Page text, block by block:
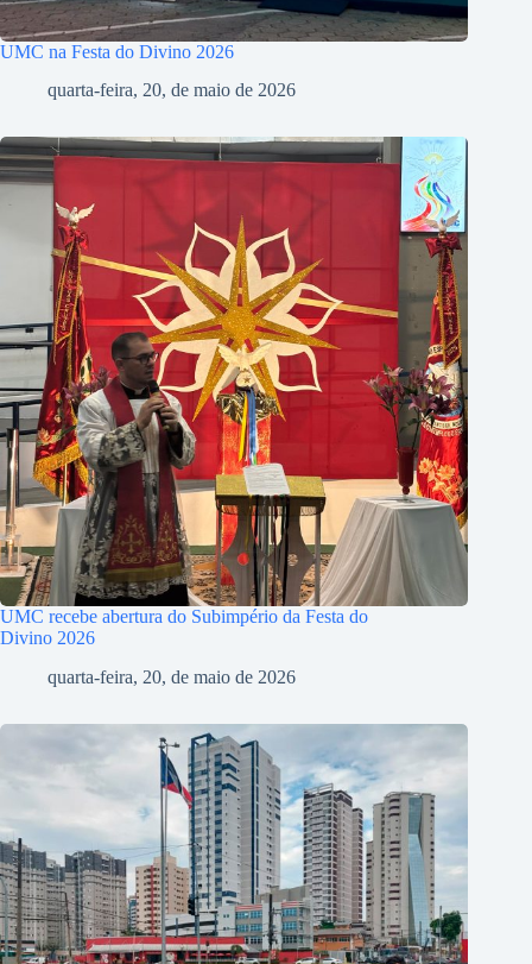
UMC na Festa do Divino 2026
quarta-feira, 20, de maio de 2026
UMC recebe abertura do Subimpério da Festa do
Divino 2026
quarta-feira, 20, de maio de 2026